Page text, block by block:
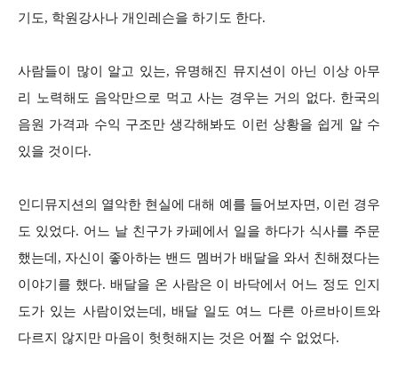
기도, 학원강사나 개인레슨을 하기도 한다.
사람들이 많이 알고 있는, 유명해진 뮤지션이 아닌 이상 아무
리 노력해도 음악만으로 먹고 사는 경우는 거의 없다. 한국의
음원 가격과 수익 구조만 생각해봐도 이런 상황을 쉽게 알 수
있을 것이다.
인디뮤지션의 열악한 현실에 대해 예를 들어보자면, 이런 경우
도 있었다. 어느 날 친구가 카페에서 일을 하다가 식사를 주문
했는데, 자신이 좋아하는 밴드 멤버가 배달을 와서 친해졌다는
이야기를 했다. 배달을 온 사람은 이 바닥에서 어느 정도 인지
도가 있는 사람이었는데, 배달 일도 여느 다른 아르바이트와
다르지 않지만 마음이 헛헛해지는 것은 어쩔 수 없었다.